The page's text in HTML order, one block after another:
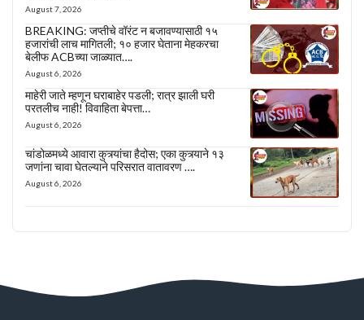
August 7, 2026
BREAKING: जप्तीचे वॉरंट न बजावण्यासाठी १५
हजारांची लाच मागितली; १० हजार घेताना मेहकरचा
बेलीफ ACBच्या जाळ्यात….
August 6, 2026
माहेरी जाते म्हणून घराबाहेर पडली; रात्र झाली घरी
परतलीच नाही! विवाहिता बेपत्ता…
August 6, 2026
चांडोळमध्ये आवारा कुत्र्यांचा हैदोस; एका कुत्र्याने १३
जणांना चावा घेतल्याने परिसरात वातावरण ….
August 6, 2026